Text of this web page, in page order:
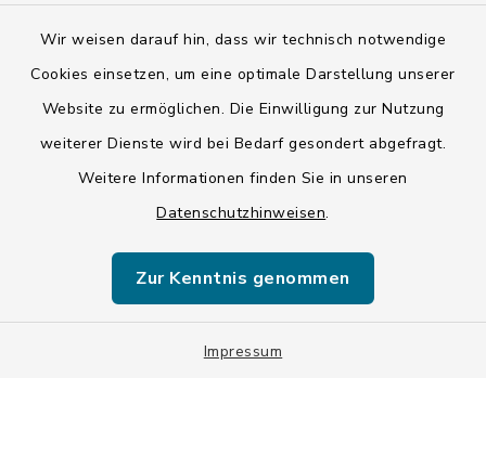
Wir weisen darauf hin, dass wir technisch notwendige
Cookies einsetzen, um eine optimale Darstellung unserer
Website zu ermöglichen. Die Einwilligung zur Nutzung
weiterer Dienste wird bei Bedarf gesondert abgefragt.
Weitere Informationen finden Sie in unseren
Datenschutzhinweisen.
Zur Kenntnis genommen
Impressum
Kontakt
Datenschutz
Sitemap